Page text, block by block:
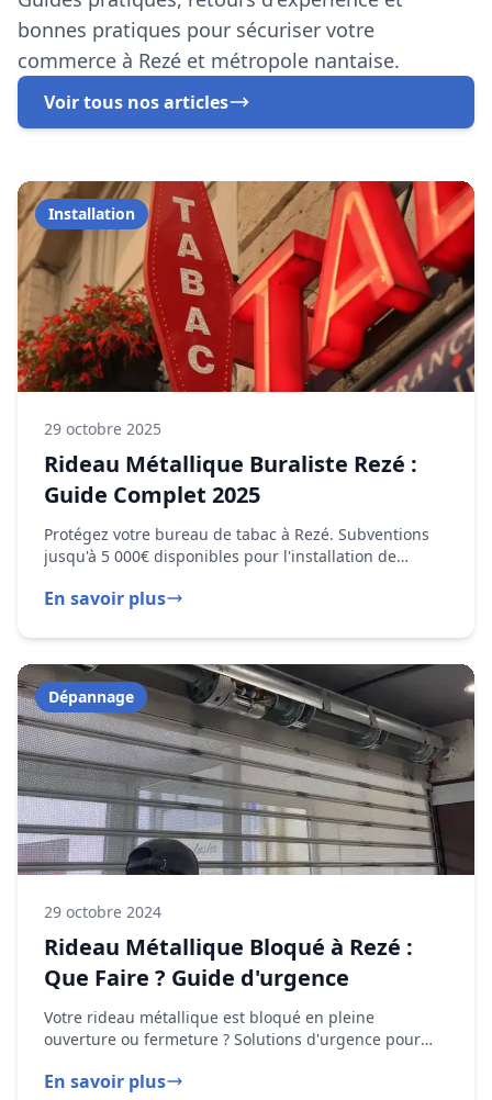
29 octobre 2025
Rideau Métallique Buraliste Rezé :
Guide Complet 2025
Protégez votre bureau de tabac à Rezé. Subventions
jusqu'à 5 000€ disponibles pour l'installation de
rideaux métalliques.
En savoir plus
Dépannage
29 octobre 2024
Rideau Métallique Bloqué à Rezé :
Que Faire ? Guide d'urgence
Votre rideau métallique est bloqué en pleine
ouverture ou fermeture ? Solutions d'urgence pour
débloquer rapidement votre commerce.
En savoir plus
Installation